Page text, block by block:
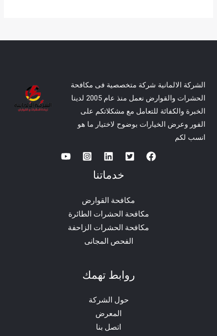
الشركة الالمانية شركة متخصصية فى مكافحة
الحشرات والقوارض نعمل منذ عام 2005 لدينا
الخبرة والكفائة للتعامل مع مشكلاتكم على
الفور وعرض الخيارات بوضوح لاختيار ما هو
انسب لكم
خدماتنا
مكافحة القوارض
مكافحة الحشرات الطائرة
مكافحة الحشرات الزاحفة
الفحص المجانى
روابط تهمك
حول الشركة
المعرض
اتصل بنا